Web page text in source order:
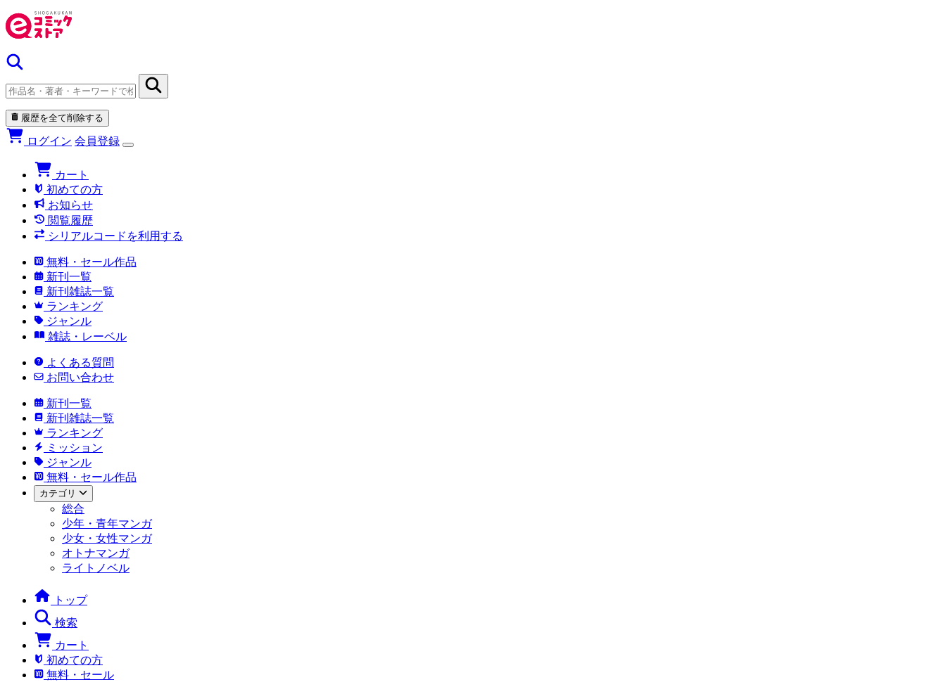
履歴を全て削除する
ログイン 会員登録
カート
初めての方
お知らせ
閲覧履歴
シリアルコードを利用する
無料・セール作品
新刊一覧
新刊雑誌一覧
ランキング
ジャンル
雑誌・レーベル
よくある質問
お問い合わせ
新刊一覧
新刊雑誌一覧
ランキング
ミッション
ジャンル
無料・セール作品
カテゴリ
総合
少年・青年マンガ
少女・女性マンガ
オトナマンガ
ライトノベル
トップ
検索
カート
初めての方
無料・セール